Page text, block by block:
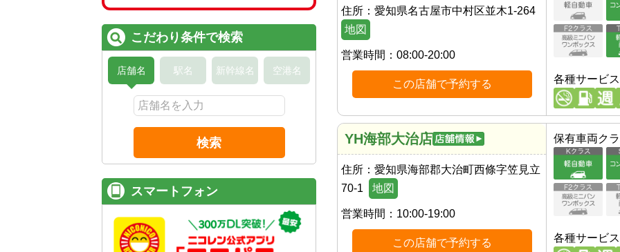
住所： 愛知県名古屋市中村区並木1-264
地図
営業時間： 08:00-20:00
この店舗で予約する 各種サービス
YH海部大治店
住所： 愛知県海部郡大治町西條字笠見立
70-1
地図
営業時間： 10:00-19:00
この店舗で予約する
保有車両ク
各種サービス
こだわり条件で検索
店舗名 駅名 新幹線名 空港名
検索
スマートフォン